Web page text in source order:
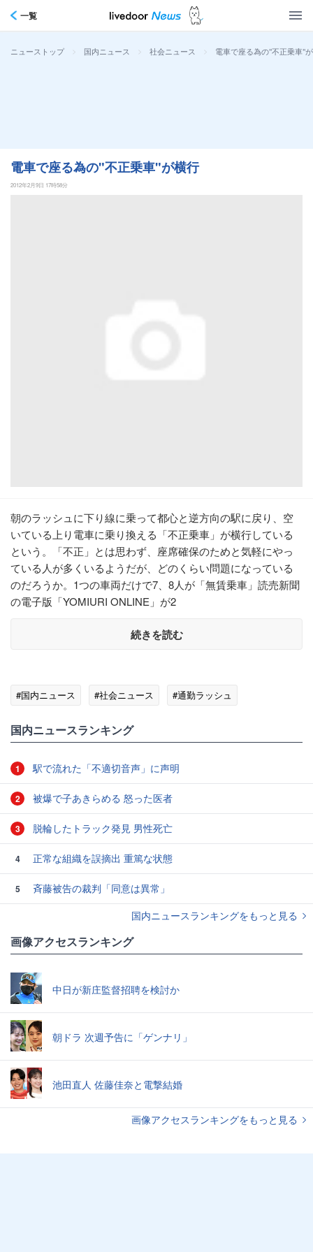
一覧
ニューストップ > 国内ニュース > 社会ニュース > 電車で座る為の"不正乗車"
電車で座る為の"不正乗車"が横行
2012年2月9日 17時58分
朝のラッシュに下り線に乗って都心と逆方向の駅に戻り、空
いている上り電車に乗り換える「不正乗車」が横行している
という。「不正」とは思わず、座席確保のためと気軽にやっ
ている人が多くいるようだが、どのくらい問題になっている
のだろうか。1つの車両だけで7、8人が「無賃乗車」読売新聞
の電子版「YOMIURI ONLINE」が2
続きを読む
#国内ニュース #社会ニュース #通勤ラッシュ
国内ニュースランキング
1 駅で流れた「不適切音声」に声明
2 被爆で子あきらめる 怒った医者
3 脱輪したトラック発見 男性死亡
4 正常な組織を誤摘出 重篤な状態
5
斉藤被告の裁判「同意は異常」
国内ニュースランキングをもっと見る
画像アクセスランキング
中日が新庄監督招聘を検討か
朝ドラ 次週予告に「ゲンナリ」
池田直人 佐藤佳奈と電撃結婚
画像アクセスランキングをもっと見る